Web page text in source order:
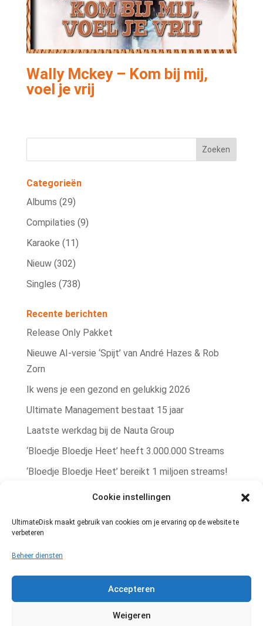
Cookie instellingen
UltimateDisk maakt gebruik van cookies om je ervaring op de website te
verbeteren
Beheer diensten
Accepteren
Weigeren
Wally Mckey – Kom bij mij,
voel je vrij
Categorieën
Albums (29)
Compilaties (9)
Karaoke (11)
Nieuw (302)
Singles (738)
Recente berichten
Release Only Pakket
Nieuwe AI‑versie ‘Spijt’ van André Hazes & Rob
Zorn
Ik wens je een gezond en gelukkig 2026
Ultimate Management bestaat 15 jaar
Laatste werkdag bij de Nauta Group
‘Bloedje Bloedje Heet’ heeft 3.000.000 Streams
‘Bloedje Bloedje Heet’ bereikt 1 miljoen streams!
Rob Zorn single ‘Bere Bere Koud’ winterhit!
zomerhit te pakken!
Een goed gesprek met de platenbaas